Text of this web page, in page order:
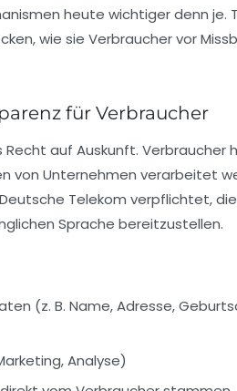
heute wichtiger denn je.
wie sie Verbraucher vor
für Verbraucher
auf Auskunft. Verbraucher
von Unternehmen verarbeitet
Telekom verpflichtet,
Sprache bereitzustellen.
(z. B. Name, Adresse,
Analyse)